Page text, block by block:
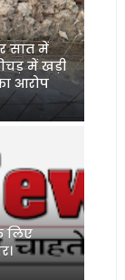
सात में
में खड़ी
आरोप
लिए